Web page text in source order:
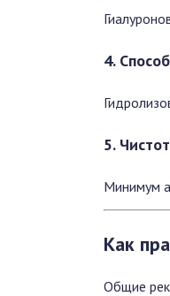
4.
5.
Минимум
Как
Общие